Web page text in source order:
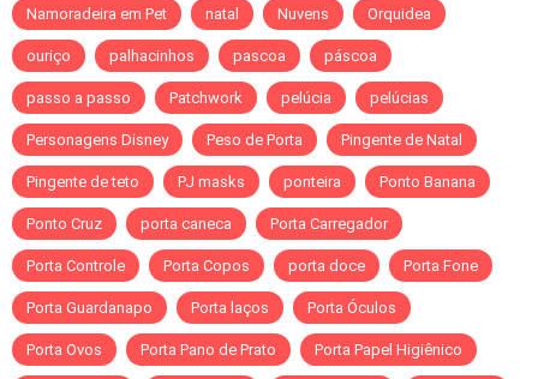
Namoradeira em Pet natal Nuvens Orquidea
ouriço palhacinhos pascoa páscoa
passo a passo Patchwork pelúcia pelúcias
Personagens Disney Peso de Porta Pingente de Natal
Pingente de teto PJ masks ponteira Ponto Banana
Ponto Cruz porta caneca Porta Carregador
Porta Controle Porta Copos porta doce Porta Fone
Porta Guardanapo Porta laços Porta Óculos
Porta Ovos Porta Pano de Prato Porta Papel Higiênico